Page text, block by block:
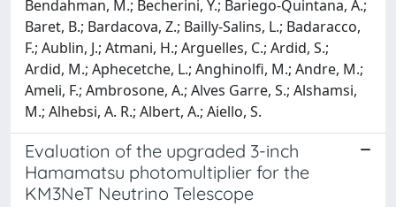
Bendahman, M.; Becherini, Y.; Bariego-Quintana, A.;
Baret, B.; Bardacova, Z.; Bailly-Salins, L.; Badaracco,
F.; Aublin, J.; Atmani, H.; Arguelles, C.; Ardid, S.;
Ardid, M.; Aphecetche, L.; Anghinolfi, M.; Andre, M.;
Ameli, F.; Ambrosone, A.; Alves Garre, S.; Alshamsi,
M.; Alhebsi, A. R.; Albert, A.; Aiello, S.
Evaluation of the upgraded 3-inch
Hamamatsu photomultiplier for the
KM3NeT Neutrino Telescope